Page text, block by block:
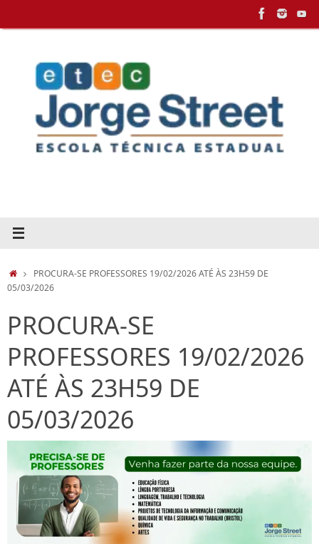
HOMEPROCURA-SE PROFESSORES 19/02/2026 ATÉ ÀS 23H59 DE
05/03/2026
PROCURA-SE
PROFESSORES 19/02/2026
ATÉ ÀS 23H59 DE
05/03/2026